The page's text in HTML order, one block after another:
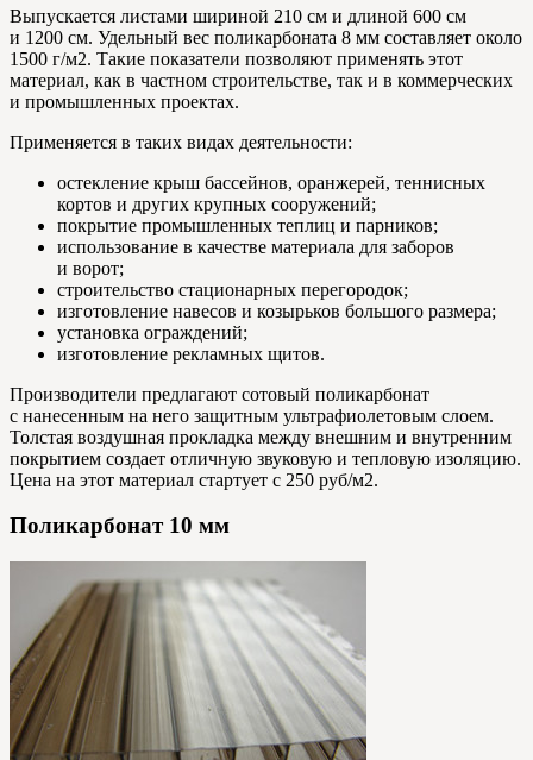
Выпускается листами шириной 210 см и длиной 600 см
и 1200 см. Удельный вес поликарбоната 8 мм составляет около
1500 г/м2. Такие показатели позволяют применять этот
материал, как в частном строительстве, так и в коммерческих
и промышленных проектах.
Применяется в таких видах деятельности:
остекление крыш бассейнов, оранжерей, теннисных
кортов и других крупных сооружений;
покрытие промышленных теплиц и парников;
использование в качестве материала для заборов
и ворот;
строительство стационарных перегородок;
изготовление навесов и козырьков большого размера;
установка ограждений;
изготовление рекламных щитов.
Производители предлагают сотовый поликарбонат
с нанесенным на него защитным ультрафиолетовым слоем.
Толстая воздушная прокладка между внешним и внутренним
покрытием создает отличную звуковую и тепловую изоляцию.
Цена на этот материал стартует с 250 руб/м2.
Поликарбонат 10 мм